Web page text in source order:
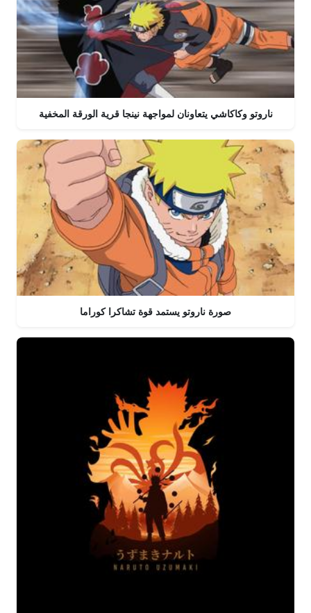
ناروتو وكاكاشي يتعاونان لمواجهة نينجا قرية الورقة المخفية
صورة ناروتو يستمد قوة تشاكرا كوراما